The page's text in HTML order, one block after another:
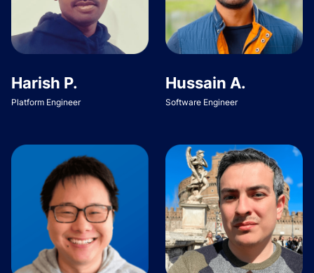
Harish P.
Platform Engineer
Hussain A.
Software Engineer